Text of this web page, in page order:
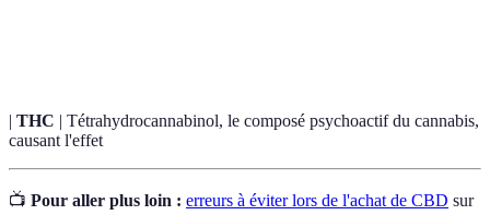
| THC | Tétrahydrocannabinol, le composé psychoactif du cannabis,
causant l'effet
📺 Pour aller plus loin : erreurs à éviter lors de l'achat de CBD sur